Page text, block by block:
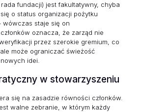
fundacji) jest fakultatywny, chyba
o status organizacji pożytku
wówczas staje się on
oznacza, że zarząd nie
przez szerokie gremium, co
może ograniczać świeżość
idei.
w stowarzyszeniu
się na zasadzie równości członków.
walne zebranie, w którym każdy